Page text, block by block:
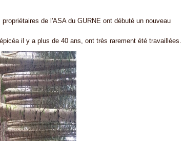
de l'ASA du GURNE ont débuté un nouveau
il y a plus de 40 ans, ont très rarement été travaillées.